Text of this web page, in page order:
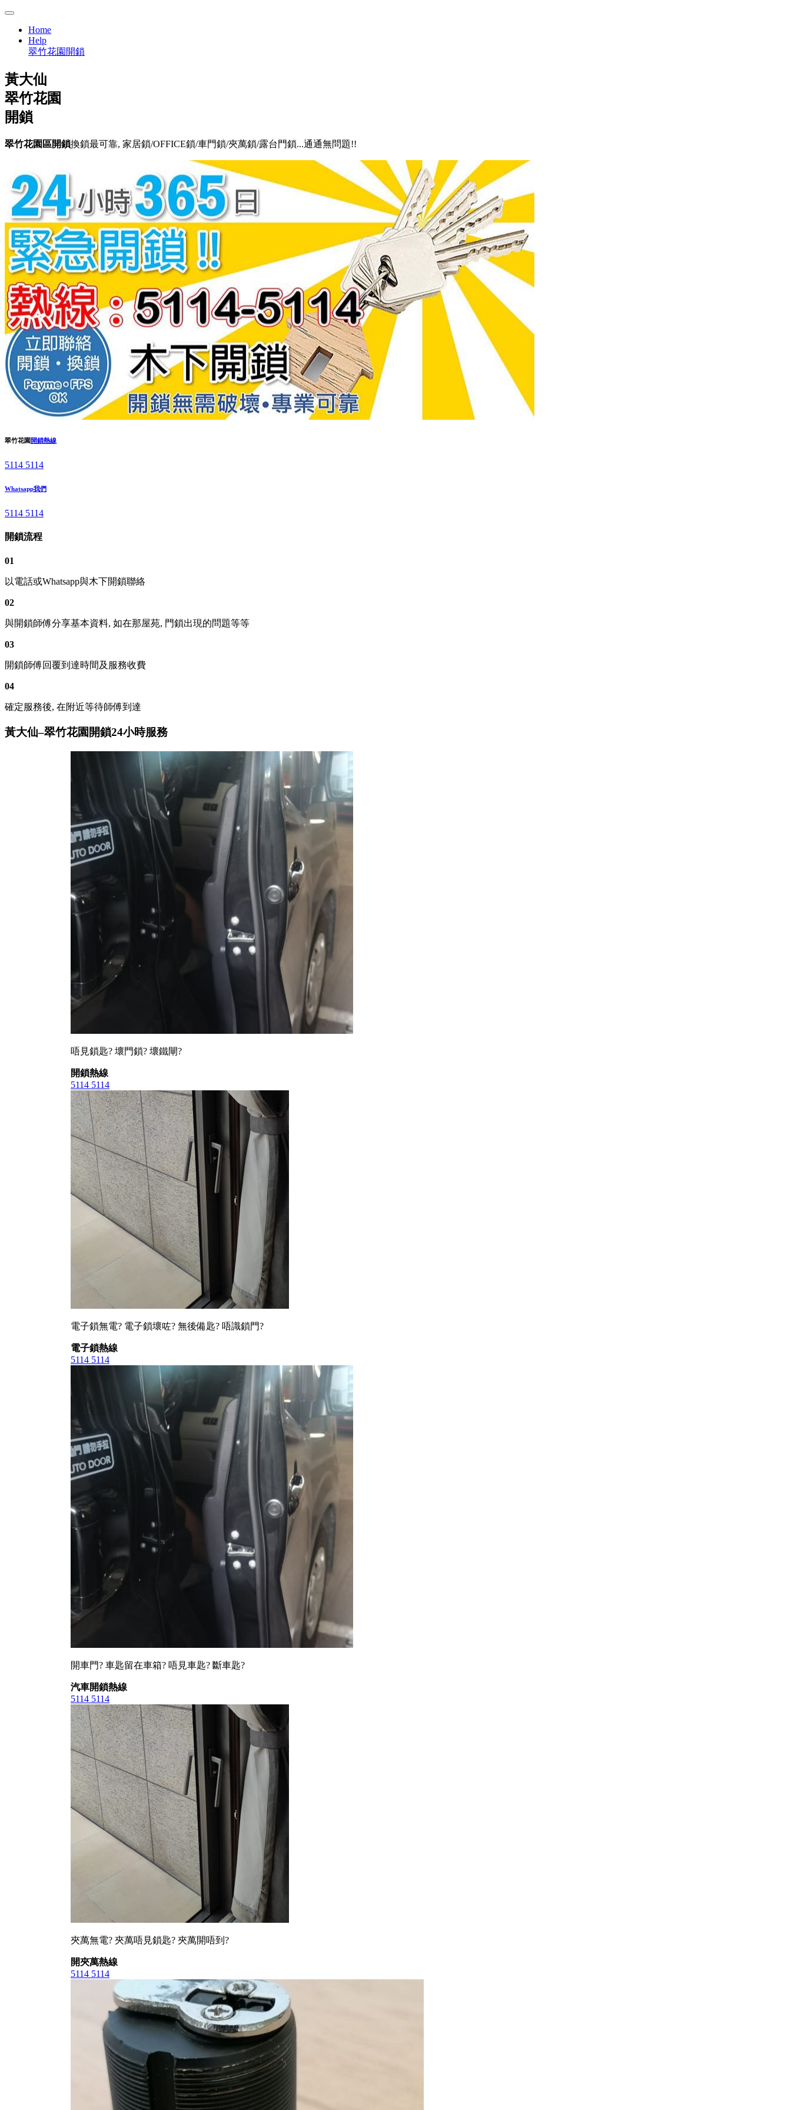
Home
Help
翠竹花園開鎖
黃大仙
翠竹花園
開鎖
翠竹花園區開鎖換鎖最可靠, 家居鎖/OFFICE鎖/車門鎖/夾萬鎖/露台門鎖...通通無問題!!
翠竹花園開鎖熱線
5114 5114
Whatsapp我們
5114 5114
開鎖流程
01
以電話或Whatsapp與木下開鎖聯絡
02
與開鎖師傅分享基本資料, 如在那屋苑, 門鎖出現的問題等等
03
開鎖師傅回覆到達時間及服務收費
04
確定服務後, 在附近等待師傅到達
黃大仙–翠竹花園開鎖24小時服務
唔見鎖匙? 壞門鎖? 壞鐵閘?
開鎖熱線
5114 5114
電子鎖無電? 電子鎖壞咗? 無後備匙? 唔識鎖門?
電子鎖熱線
5114 5114
開車門? 車匙留在車箱? 唔見車匙? 斷車匙?
汽車開鎖熱線
5114 5114
夾萬無電? 夾萬唔見鎖匙? 夾萬開唔到?
開夾萬熱線
5114 5114